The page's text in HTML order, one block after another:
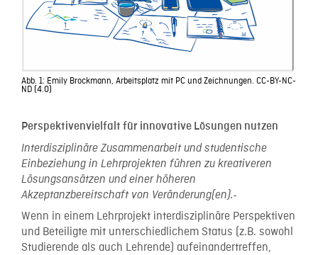
Abb. 1: Emily Brockmann, Arbeitsplatz mit PC und Zeichnungen. CC-BY-NC-
ND (4.0)
Perspektivenvielfalt für innovative Lösungen nutzen
Interdisziplinäre Zusammenarbeit und studentische
Einbeziehung in Lehrprojekten führen zu kreativeren
Lösungsansätzen und einer höheren
Akzeptanzbereitschaft von Veränderung(en).
Wenn in einem Lehrprojekt interdisziplinäre Perspektiven
und Beteiligte mit unterschiedlichem Status (z.B. sowohl
Studierende als auch Lehrende) aufeinandertreffen,